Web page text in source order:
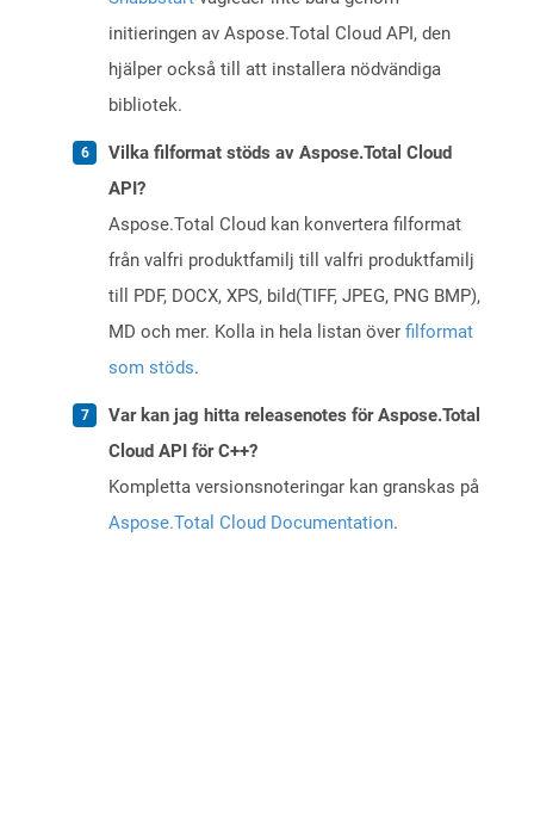
initieringen av Aspose.Total Cloud API, den
hjälper också till att installera nödvändiga
bibliotek.
Vilka filformat stöds av Aspose.Total Cloud
API?
Aspose.Total Cloud kan konvertera filformat
från valfri produktfamilj till valfri produktfamilj
till PDF, DOCX, XPS, bild(TIFF, JPEG, PNG BMP),
MD och mer. Kolla in hela listan över filformat
som stöds.
Var kan jag hitta releasenotes för Aspose.Total
Cloud API för C++?
Kompletta versionsnoteringar kan granskas på
Aspose.Total Cloud Documentation.